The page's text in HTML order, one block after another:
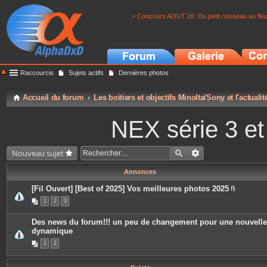
> Concours AOUT 26: Du petit ruisseau au
Raccourcis Sujets actifs Dernières photos
Accueil du forum Les boitiers et objectifs Minolta/Sony et
NEX série 3
Nouveau sujet
Annonces
[Fil Ouvert] [Best of 2025] Vos meilleures photos 2025
c
e
n
1 2 3
Des news du forum!!! un peu de changement pour une nouvelle
dynamique
1 2